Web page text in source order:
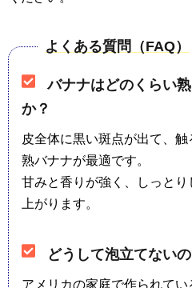
よくある質問（FAQ）
バナナはどのくらい
か？
皮全体に黒い斑点が出て、
熟バナナが最適です。
甘みと香りが強く、しっと
上がります。
どうして泡立てない
アメリカの家庭で作られて